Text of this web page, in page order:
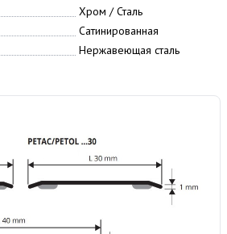
Хром / Сталь
Сатинированная
Нержавеющая сталь